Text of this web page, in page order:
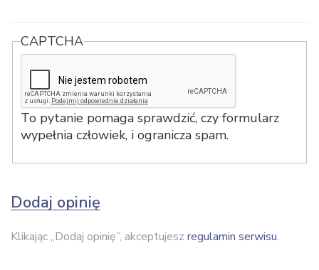
CAPTCHA
To pytanie pomaga sprawdzić, czy formularz
wypełnia człowiek, i ogranicza spam.
Dodaj opinię
Klikając „Dodaj opinię”, akceptujesz regulamin serwisu.